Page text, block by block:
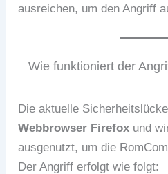
ausreichen, um den Angriff
Wie funktioniert der
Die aktuelle
Webbrowser Firefox und
ausgenutzt, um die
Der Angriff erfolgt wie folgt: